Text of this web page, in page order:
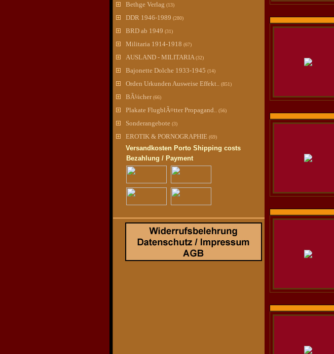
Bethge Verlag (13)
DDR 1946-1989 (280)
BRD ab 1949 (31)
Militaria 1914-1918 (67)
AUSLAND - MILITARIA (32)
Bajonette Dolche 1933-1945 (14)
Orden Urkunden Ausweise Effekt.. (851)
BÃ¼cher (66)
Plakate FlugblÃ¤tter Propagand.. (56)
Sonderangebote (3)
EROTIK & PORNOGRAPHIE (69)
Versandkosten Porto Shipping costs
Bezahlung / Payment